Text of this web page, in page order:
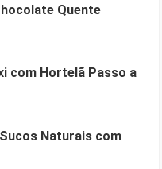
Quente
com Hortelã Passo a
Naturais com